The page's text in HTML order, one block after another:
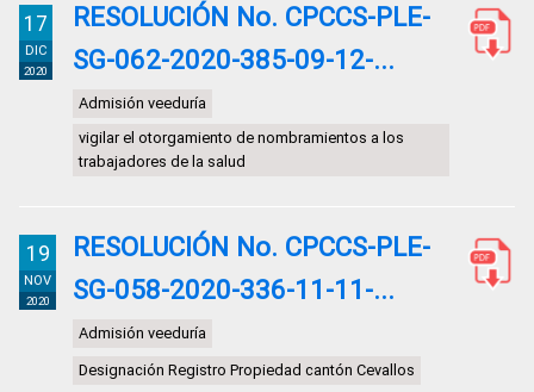
17
DIC
2020
RESOLUCIÓN No. CPCCS-PLE-
SG-062-2020-385-09-12-...
Admisión veeduría
vigilar el otorgamiento de nombramientos a los
trabajadores de la salud
19
NOV
2020
RESOLUCIÓN No. CPCCS-PLE-
SG-058-2020-336-11-11-...
Admisión veeduría
Designación Registro Propiedad cantón Cevallos